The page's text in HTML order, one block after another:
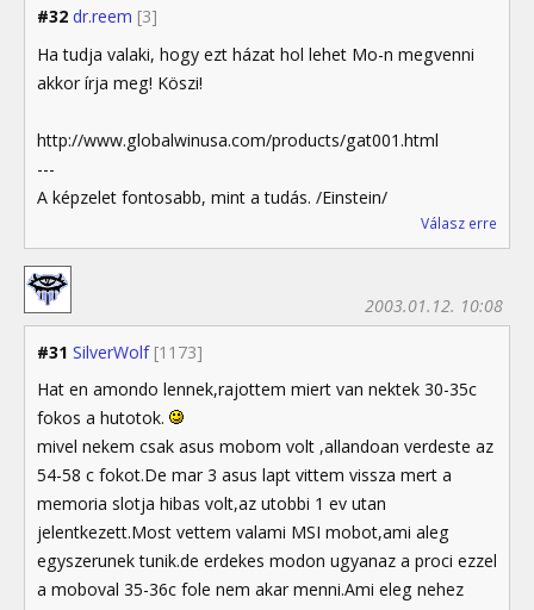
#32 dr.reem [3]
Ha tudja valaki, hogy ezt házat hol lehet Mo-n megvenni
akkor írja meg! Köszi!
http://www.globalwinusa.com/products/gat001.html
---
A képzelet fontosabb, mint a tudás. /Einstein/
Válasz erre
#31 SilverWolf [1173]
2003.01.12. 10:08
Hat en amondo lennek,rajottem miert van nektek 30-35c
fokos a hutotok.
mivel nekem csak asus mobom volt ,allandoan verdeste az
54-58 c fokot.De mar 3 asus lapt vittem vissza mert a
memoria slotja hibas volt,az utobbi 1 ev utan
jelentkezett.Most vettem valami MSI mobot,ami aleg
egyszerunek tunik.de erdekes modon ugyanaz a proci ezzel
a moboval 35-36c fole nem akar menni.Ami eleg nehez